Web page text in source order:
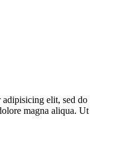
adipisicing elit, sed do
magna aliqua. Ut